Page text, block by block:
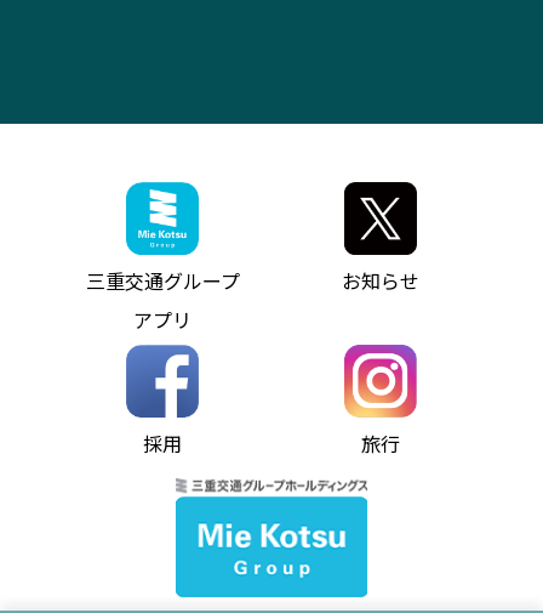
神都ライナー
ミジュマルのラッピングバス（鈴鹿管内）
参宮バス
神都バス
パールシャトル
バス情報の見える化
コミュニティバス
バス・タクシー交通広告
異常事態発生時のお願い
お客様駐車場のご案内
アイコンの説明
インターネット予約
よくあるご質問
お問い合わせ
ザ・バスコレクション三重交通バスセット
三重交通公式グッズ
ファンコーナー
お問い合わせ
お知らせ・最新情報一覧
ニュースリリース
お問い合わせ
個人情報保護方針
ソーシャルメディア運用ポリシー
ホームページのご利用にあたって
Notes for Using this Website
三重交通グループ
アプリ
お知らせ
採用 旅行